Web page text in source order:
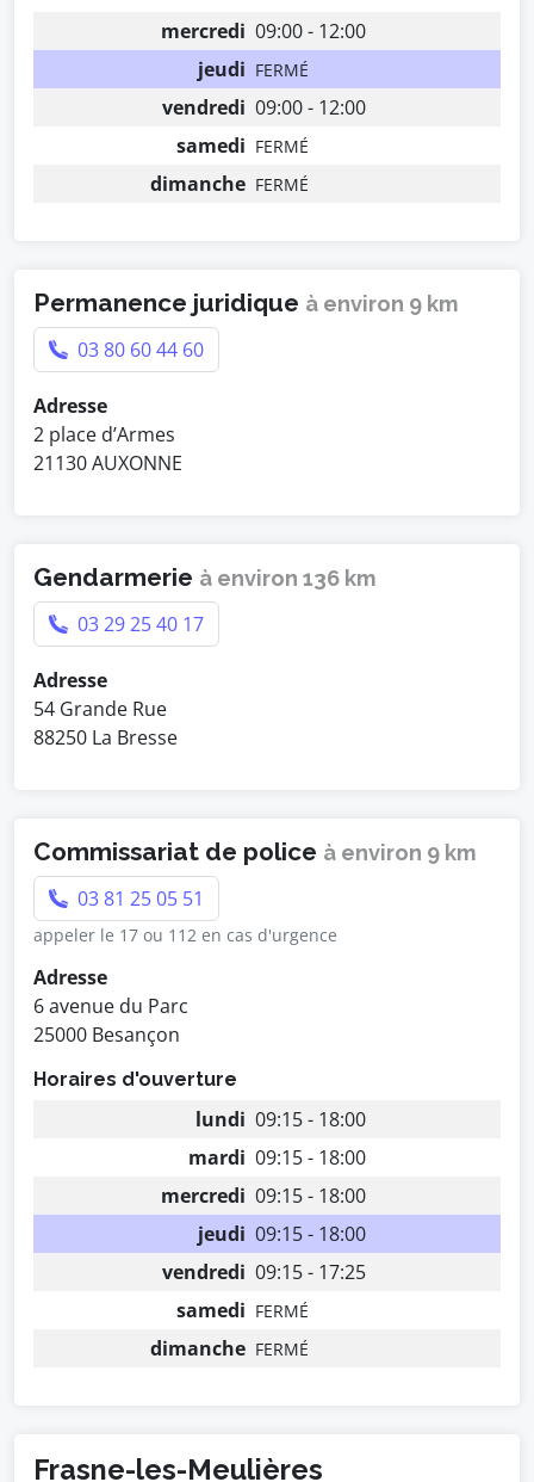
mercredi 09:00 - 12:00
jeudi FERMÉ
vendredi 09:00 - 12:00
samedi FERMÉ
dimanche FERMÉ
Permanence juridique à environ 9 km
03 80 60 44 60
Adresse
2 place d’Armes
21130 AUXONNE
Gendarmerie à environ 136 km
03 29 25 40 17
Adresse
54 Grande Rue
88250 La Bresse
Commissariat de police à environ 9 km
03 81 25 05 51
appeler le 17 ou 112 en cas d'urgence
Adresse
6 avenue du Parc
25000 Besançon
Horaires d'ouverture
lundi 09:15 - 18:00
mardi 09:15 - 18:00
mercredi 09:15 - 18:00
jeudi 09:15 - 18:00
vendredi 09:15 - 17:25
samedi FERMÉ
dimanche FERMÉ
Frasne-les-Meulières